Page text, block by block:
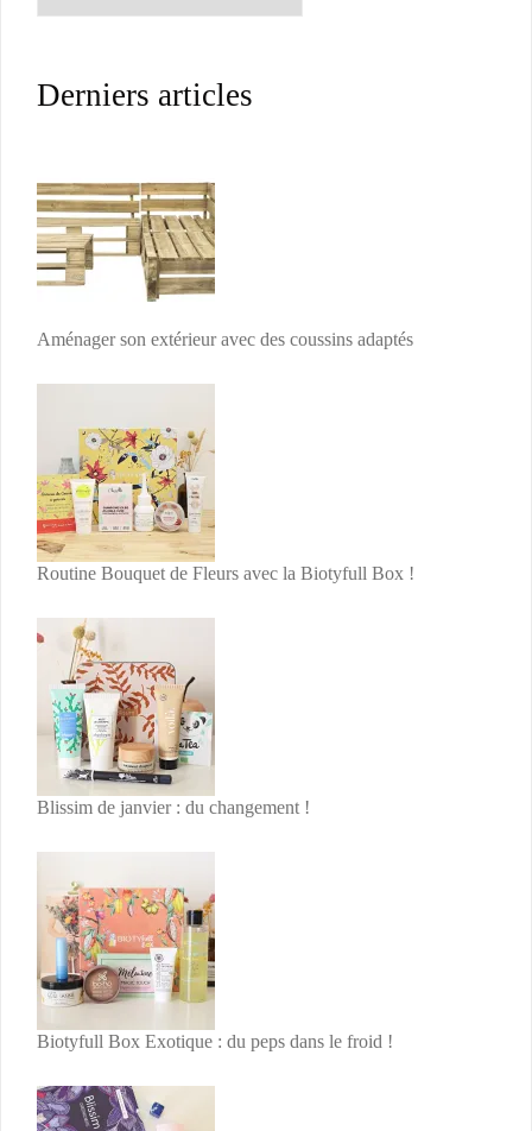
Derniers articles
Aménager son extérieur avec des coussins adaptés
Routine Bouquet de Fleurs avec la Biotyfull Box !
Blissim de janvier : du changement !
Biotyfull Box Exotique : du peps dans le froid !